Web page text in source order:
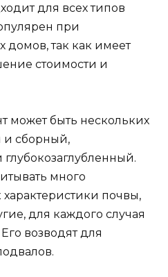
для всех типов
при
домов, так как имеет
стоимости и
может быть нескольких
сборный,
много
характеристики почвы,
для каждого случая
возводят для